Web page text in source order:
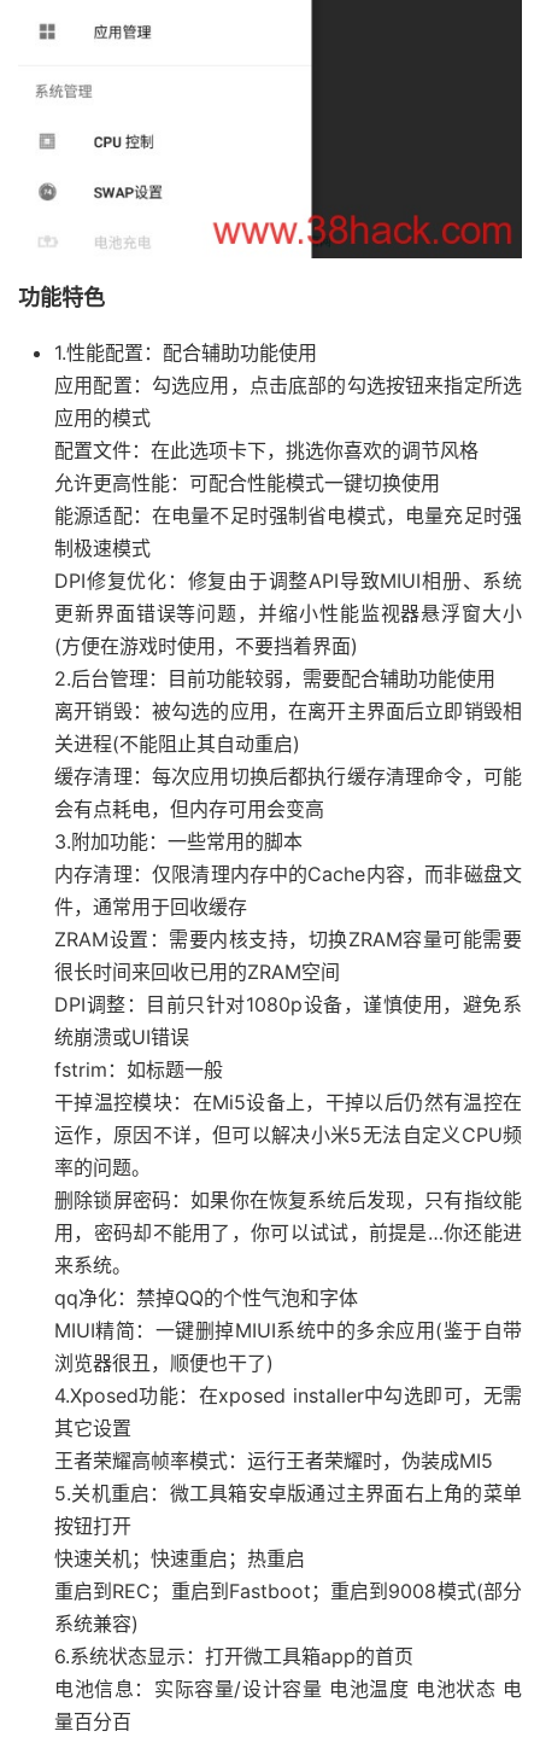
功能特色
1.性能配置：配合辅助功能使用
应用配置：勾选应用，点击底部的勾选按钮来指定所选
应用的模式
配置文件：在此选项卡下，挑选你喜欢的调节风格
允许更高性能：可配合性能模式一键切换使用
能源适配：在电量不足时强制省电模式，电量充足时强
制极速模式
DPI修复优化：修复由于调整API导致MIUI相册、系统
更新界面错误等问题，并缩小性能监视器悬浮窗大小
(方便在游戏时使用，不要挡着界面)
2.后台管理：目前功能较弱，需要配合辅助功能使用
离开销毁：被勾选的应用，在离开主界面后立即销毁相
关进程(不能阻止其自动重启)
缓存清理：每次应用切换后都执行缓存清理命令，可能
会有点耗电，但内存可用会变高
3.附加功能：一些常用的脚本
内存清理：仅限清理内存中的Cache内容，而非磁盘文
件，通常用于回收缓存
ZRAM设置：需要内核支持，切换ZRAM容量可能需要
很长时间来回收已用的ZRAM空间
DPI调整：目前只针对1080p设备，谨慎使用，避免系
统崩溃或UI错误
fstrim：如标题一般
干掉温控模块：在Mi5设备上，干掉以后仍然有温控在
运作，原因不详，但可以解决小米5无法自定义CPU频
率的问题。
删除锁屏密码：如果你在恢复系统后发现，只有指纹能
用，密码却不能用了，你可以试试，前提是…你还能进
来系统。
qq净化：禁掉QQ的个性气泡和字体
MIUI精简：一键删掉MIUI系统中的多余应用(鉴于自带
浏览器很丑，顺便也干了)
4.Xposed功能：在xposed installer中勾选即可，无需
其它设置
王者荣耀高帧率模式：运行王者荣耀时，伪装成MI5
5.关机重启：微工具箱安卓版通过主界面右上角的菜单
按钮打开
快速关机；快速重启；热重启
重启到REC；重启到Fastboot；重启到9008模式(部分
系统兼容)
6.系统状态显示：打开微工具箱app的首页
电池信息：实际容量/设计容量 电池温度 电池状态 电
量百分百